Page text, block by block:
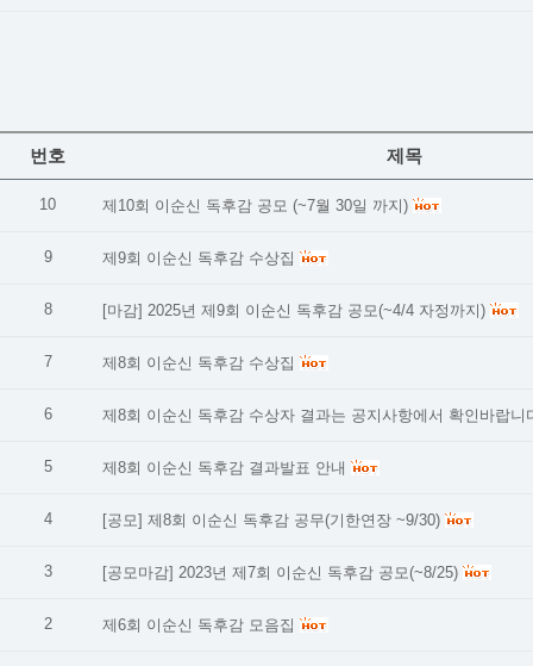
번호 제목
10 제10회 이순신 독후감 공모 (~7월 30일 까지)
9 제9회 이순신 독후감 수상집
8 [마감] 2025년 제9회 이순신 독후감 공모(~4/4 자정까지)
7 제8회 이순신 독후감 수상집
6 제8회 이순신 독후감 수상자 결과는 공지사항에서 확인바랍니
5 제8회 이순신 독후감 결과발표 안내
4 [공모] 제8회 이순신 독후감 공무(기한연장 ~9/30)
3 [공모마감] 2023년 제7회 이순신 독후감 공모(~8/25)
2 제6회 이순신 독후감 모음집